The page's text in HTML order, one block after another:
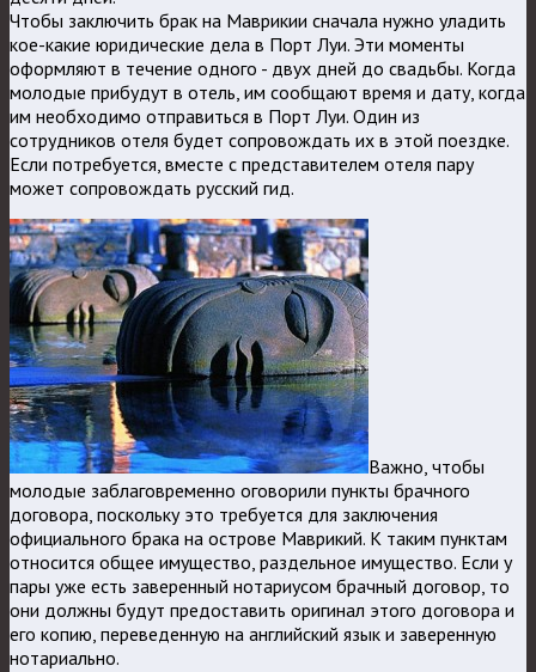
Чтобы заключить брак на Маврикии сначала нужно уладить
кое-какие юридические дела в Порт Луи. Эти моменты
оформляют в течение одного - двух дней до свадьбы. Когда
молодые прибудут в отель, им сообщают время и дату, когда
им необходимо отправиться в Порт Луи. Один из
сотрудников отеля будет сопровождать их в этой поездке.
Если потребуется, вместе с представителем отеля пару
может сопровождать русский гид.
Важно, чтобы
молодые заблаговременно оговорили пункты брачного
договора, поскольку это требуется для заключения
официального брака на острове Маврикий. К таким пунктам
относится общее имущество, раздельное имущество. Если у
пары уже есть заверенный нотариусом брачный договор, то
они должны будут предоставить оригинал этого договора и
его копию, переведенную на английский язык и заверенную
нотариально.